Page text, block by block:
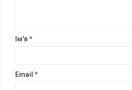
Ім'я *
Email *